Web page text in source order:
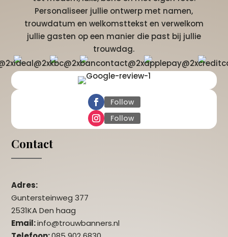
Personaliseer jullie ontwerp met namen,
trouwdatum en welkomsttekst en verwelkom
jullie gasten op een manier die past bij jullie
trouwdag.
Follow
Follow
Contact
Adres:
Guntersteinweg 377
2531KA Den haag
Email:info@trouwbanners.nl